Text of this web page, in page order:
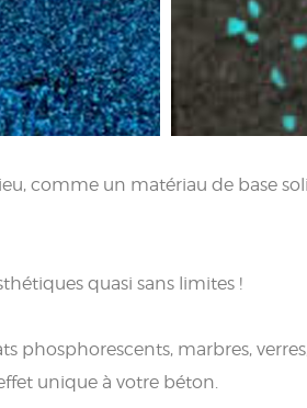
comme un matériau de base
quasi sans limites !
phosphorescents, marbres,
unique à votre béton.